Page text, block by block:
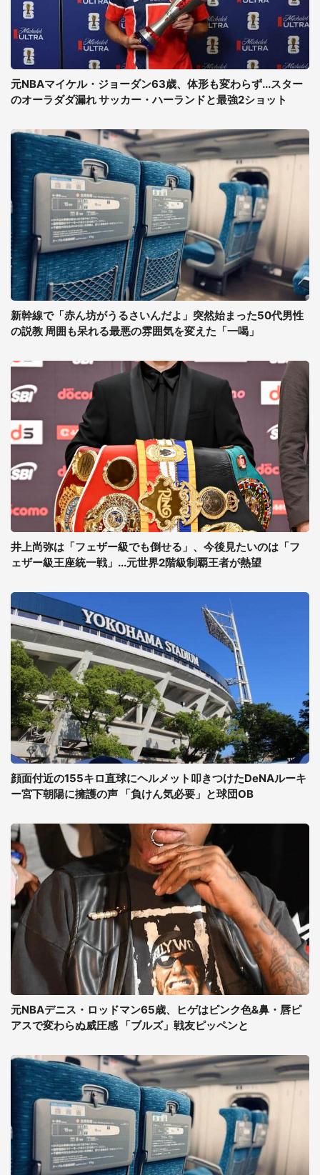
元NBAマイケル・ジョーダン63歳、体形も変わらず...スター
のオーラダダ漏れ サッカー・ハーランドと最強2ショット
新幹線で「赤ん坊がうるさいんだよ」突然始まった50代男性
の説教 周囲も呆れる最悪の雰囲気を変えた「一喝」
井上尚弥は「フェザー級でも倒せる」、今後見たいのは「フ
ェザー級王座統一戦」...元世界2階級制覇王者が熱望
顔面付近の155キロ直球にヘルメット叩きつけたDeNAルーキ
ー宮下朝陽に擁護の声 「負けん気必要」と球団OB
元NBAデニス・ロッドマン65歳、ヒゲはピンク色&鼻・唇ピ
アスで変わらぬ威圧感 「ブルズ」戦友ピッペンと